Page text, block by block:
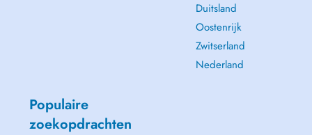
Duitsland
Oostenrijk
Zwitserland
Nederland
Populaire
zoekopdrachten